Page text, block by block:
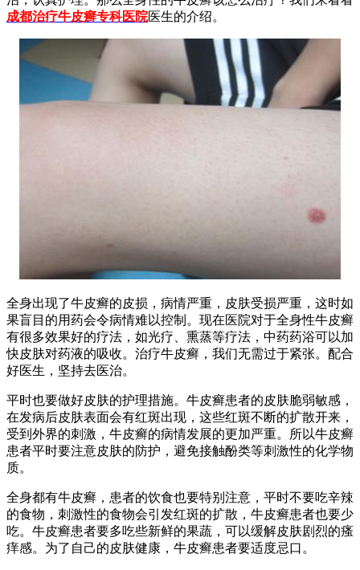
成都治疗牛皮癣专科医院医生的介绍。
全身出现了牛皮癣的皮损，病情严重，皮肤受损严重，这时如
果盲目的用药会令病情难以控制。现在医院对于全身性牛皮癣
有很多效果好的疗法，如光疗、熏蒸等疗法，中药药浴可以加
快皮肤对药液的吸收。治疗牛皮癣，我们无需过于紧张。配合
好医生，坚持去医治。
平时也要做好皮肤的护理措施。牛皮癣患者的皮肤脆弱敏感，
在发病后皮肤表面会有红斑出现，这些红斑不断的扩散开来，
受到外界的刺激，牛皮癣的病情发展的更加严重。所以牛皮癣
患者平时要注意皮肤的防护，避免接触酚类等刺激性的化学物
质。
全身都有牛皮癣，患者的饮食也要特别注意，平时不要吃辛辣
的食物，刺激性的食物会引发红斑的扩散，牛皮癣患者也要少
吃。牛皮癣患者要多吃些新鲜的果蔬，可以缓解皮肤剧烈的瘙
痒感。为了自己的皮肤健康，牛皮癣患者要适度忌口。